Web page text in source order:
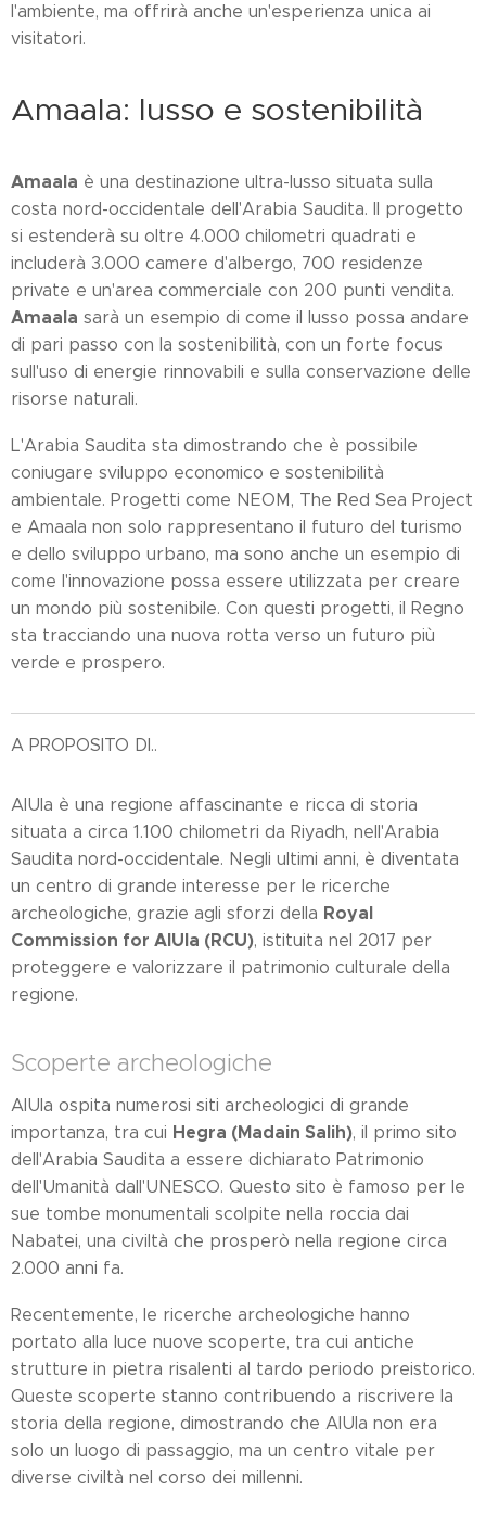
l'ambiente, ma offrirà anche un'esperienza unica ai
visitatori.
Amaala: lusso e sostenibilità
Amaala è una destinazione ultra-lusso situata sulla
costa nord-occidentale dell'Arabia Saudita. Il progetto
si estenderà su oltre 4.000 chilometri quadrati e
includerà 3.000 camere d'albergo, 700 residenze
private e un'area commerciale con 200 punti vendita.
Amaala sarà un esempio di come il lusso possa andare
di pari passo con la sostenibilità, con un forte focus
sull'uso di energie rinnovabili e sulla conservazione delle
risorse naturali.
L'Arabia Saudita sta dimostrando che è possibile
coniugare sviluppo economico e sostenibilità
ambientale. Progetti come NEOM, The Red Sea Project
e Amaala non solo rappresentano il futuro del turismo
e dello sviluppo urbano, ma sono anche un esempio di
come l'innovazione possa essere utilizzata per creare
un mondo più sostenibile. Con questi progetti, il Regno
sta tracciando una nuova rotta verso un futuro più
verde e prospero.
A PROPOSITO DI..
AlUla è una regione affascinante e ricca di storia
situata a circa 1.100 chilometri da Riyadh, nell'Arabia
Saudita nord-occidentale. Negli ultimi anni, è diventata
un centro di grande interesse per le ricerche
archeologiche, grazie agli sforzi della Royal
Commission for AlUla (RCU), istituita nel 2017 per
proteggere e valorizzare il patrimonio culturale della
regione.
Scoperte archeologiche
AlUla ospita numerosi siti archeologici di grande
importanza, tra cui Hegra (Madain Salih), il primo sito
dell'Arabia Saudita a essere dichiarato Patrimonio
dell'Umanità dall'UNESCO. Questo sito è famoso per le
sue tombe monumentali scolpite nella roccia dai
Nabatei, una civiltà che prosperò nella regione circa
2.000 anni fa.
Recentemente, le ricerche archeologiche hanno
portato alla luce nuove scoperte, tra cui antiche
strutture in pietra risalenti al tardo periodo preistorico.
Queste scoperte stanno contribuendo a riscrivere la
storia della regione, dimostrando che AlUla non era
solo un luogo di passaggio, ma un centro vitale per
diverse civiltà nel corso dei millenni.